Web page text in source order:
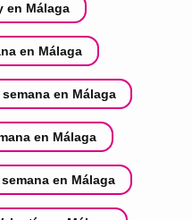
en Málaga
en Málaga
en Málaga
en Málaga
en Málaga